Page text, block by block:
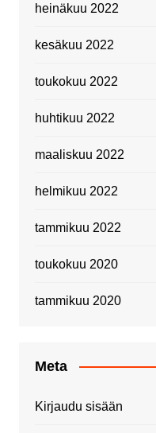
heinäkuu 2022
kesäkuu 2022
toukokuu 2022
huhtikuu 2022
maaliskuu 2022
helmikuu 2022
tammikuu 2022
toukokuu 2020
tammikuu 2020
Meta
Kirjaudu sisään